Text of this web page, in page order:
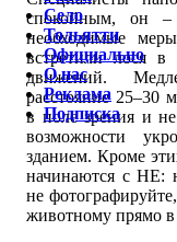
спокойным, он –
необходимые
встретили лося в
движений.
расстояние 25–30
в поле зрения и
возможности
зданием. Кроме
начинаются с НЕ:
не
животному прямо в
Село
Тольятти
Официально
О нас
Реклама
Подписка